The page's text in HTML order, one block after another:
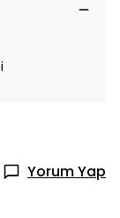
Yorum Yap